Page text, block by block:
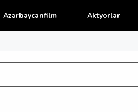
Azərbaycanfilm Aktyorlar